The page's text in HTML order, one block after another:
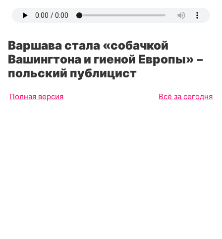
Варшава стала «собачкой
Вашингтона и гиеной Европы» –
польский публицист
Полная версия Всё за сегодня